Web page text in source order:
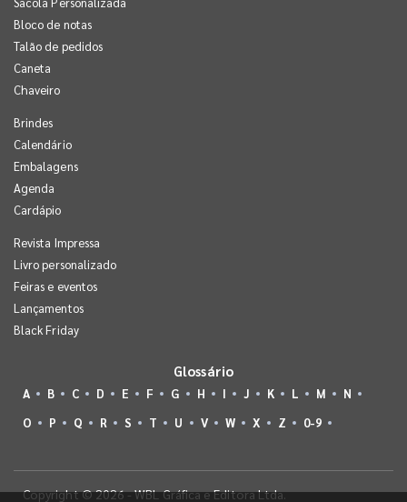
Bloco de notas
Talão de pedidos
Caneta
Chaveiro
Brindes
Calendário
Embalagens
Agenda
Cardápio
Revista Impressa
Livro personalizado
Feiras e eventos
Lançamentos
Black Friday
Glossário
A B C D E F G H I J K L M
N
O
P Q R S T U V W X Z 0-9
Copyright © 2026 - WBL Gráfica e Editora Ltda.